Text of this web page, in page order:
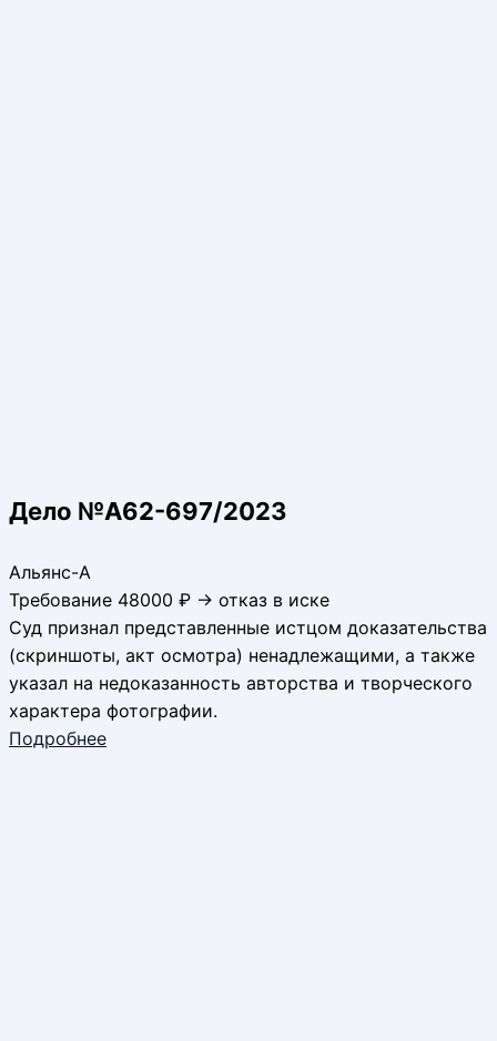
Дело №А62-697/2023
Альянс-А
Требование 48000 ₽ → отказ в иске
Суд признал представленные истцом доказательства
(скриншоты, акт осмотра) ненадлежащими, а также
указал на недоказанность авторства и творческого
характера фотографии.
Подробнее